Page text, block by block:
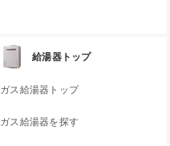
給湯器トップ
ガス給湯器トップ
ガス給湯器を探す